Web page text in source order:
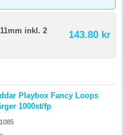
inkl. 2
143.80 kr
Playbox Fancy Loops
1000st/fp